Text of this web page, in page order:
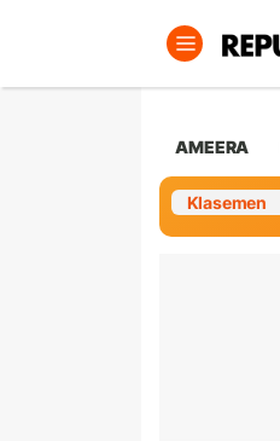
AMEERA
Klasemen